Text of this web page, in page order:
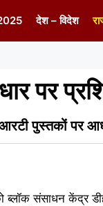
देश – विदेश
पर
पुस्तकों पर
ब्लॉक संसाधन केंद्र